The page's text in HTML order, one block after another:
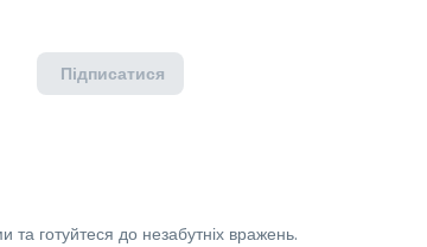
Підписатися
та готуйтеся до незабутніх вражень.